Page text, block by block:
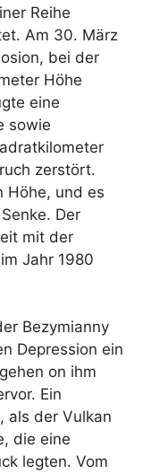
Reihe
Am 30. März
bei der
Höhe
eine
sowie
zerstört.
Höhe, und es
Der
mit der
Jahr 1980
Bezymianny
Depression ein
on ihm
Ein
als der Vulkan
die eine
legten. Vom